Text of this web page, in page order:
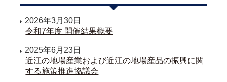
2026年3月30日
令和7年度 開催結果概要
2025年6月23日
近江の地場産業および近江の地場産品の振興に関
する施策推進協議会